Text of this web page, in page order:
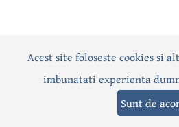
ActualitatePoliticăSocial
Editorial Sport
Acest site foloseste cookies si
imbunatati experienta
Sunt de